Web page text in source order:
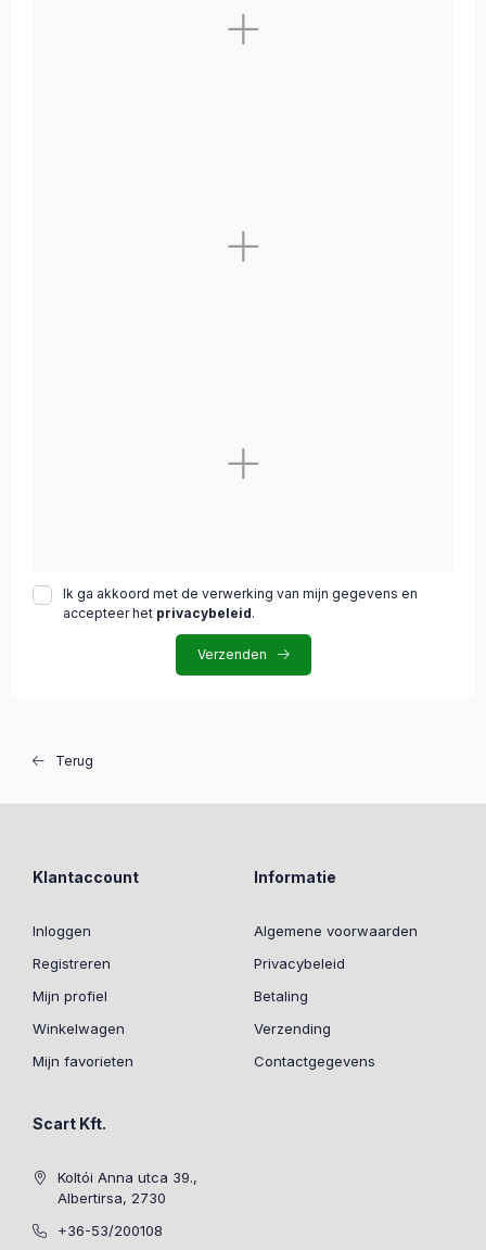
Ik ga akkoord met de verwerking van mijn gegevens en
accepteer het privacybeleid.
Verzenden
Terug
Klantaccount
Inloggen
Registreren
Mijn profiel
Winkelwagen
Mijn favorieten
Informatie
Algemene voorwaarden
Privacybeleid
Betaling
Verzending
Contactgegevens
Scart Kft.
Koltói Anna utca 39.,
Albertirsa, 2730
+36-53/200108